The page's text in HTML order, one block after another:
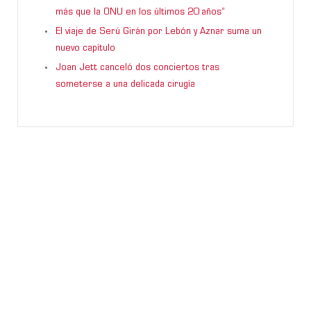
más que la ONU en los últimos 20 años”
El viaje de Serú Girán por Lebón y Aznar suma un
nuevo capítulo
Joan Jett canceló dos conciertos tras
someterse a una delicada cirugía